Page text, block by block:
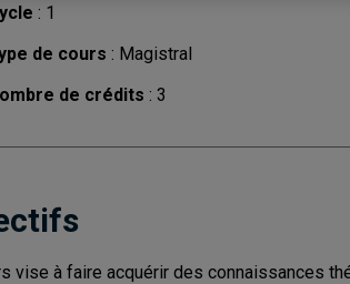
: 1
de cours : Magistral
de crédits : 3
vise à faire acquérir des connaissances